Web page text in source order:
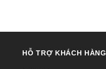
HỖ TRỢ KHÁCH HÀNG